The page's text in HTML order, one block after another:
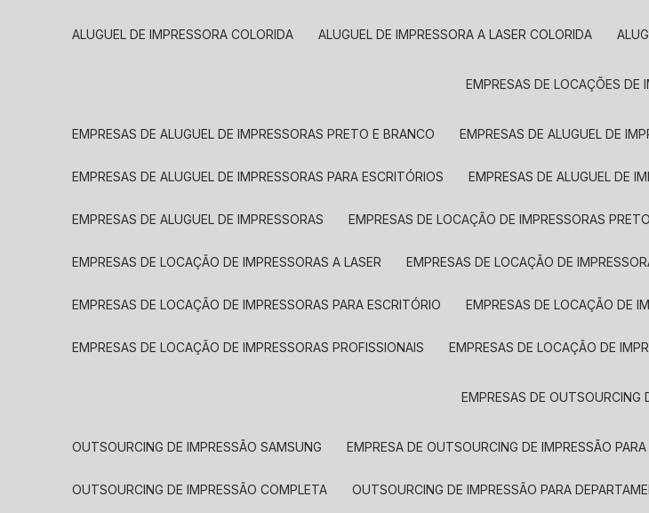
ALUGUEL DE IMPRESSORA COLORIDA ALUGUEL DE IMPRESSORA A LASER COLORIDA
EMPRESAS DE LOCAÇÕES DE
EMPRESAS DE ALUGUEL DE IMPRESSORAS PRETO E BRANCO EMPRESAS DE ALUGUEL DE
EMPRESAS DE ALUGUEL DE IMPRESSORAS PARA ESCRITÓRIOS EMPRESAS DE ALUGUEL DE
EMPRESAS DE ALUGUEL DE IMPRESSORAS EMPRESAS DE LOCAÇÃO DE IMPRESSORAS
EMPRESAS DE LOCAÇÃO DE IMPRESSORAS A LASER EMPRESAS DE LOCAÇÃO DE
EMPRESAS DE LOCAÇÃO DE IMPRESSORAS PARA ESCRITÓRIO EMPRESAS DE LOCAÇÃO DE
EMPRESAS DE LOCAÇÃO DE IMPRESSORAS PROFISSIONAIS EMPRESAS DE LOCAÇÃO DE
EMPRESAS DE OUTSOURCING
OUTSOURCING DE IMPRESSÃO SAMSUNG EMPRESA DE OUTSOURCING DE IMPRESSÃO
OUTSOURCING DE IMPRESSÃO COMPLETA OUTSOURCING DE IMPRESSÃO PARA